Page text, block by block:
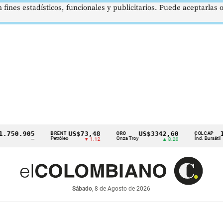
BRENT
Petróleo
US$73,48
▼ 1.12
ORO
Onza Troy
US$3342,60 COLCAP
Índ. Bursátil
Sábado, 8 de Agosto de 2026
estadísticos, funcionales y publicitarios. Puede aceptarlas